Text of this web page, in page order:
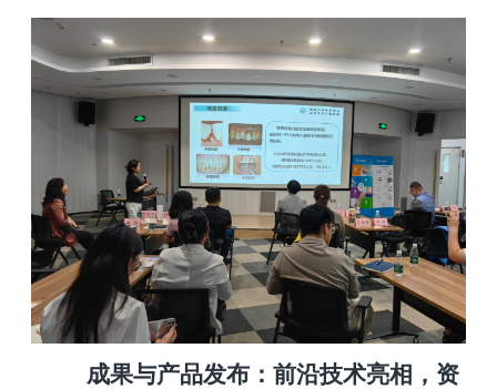
成果与产品发布：前沿技术亮相，资